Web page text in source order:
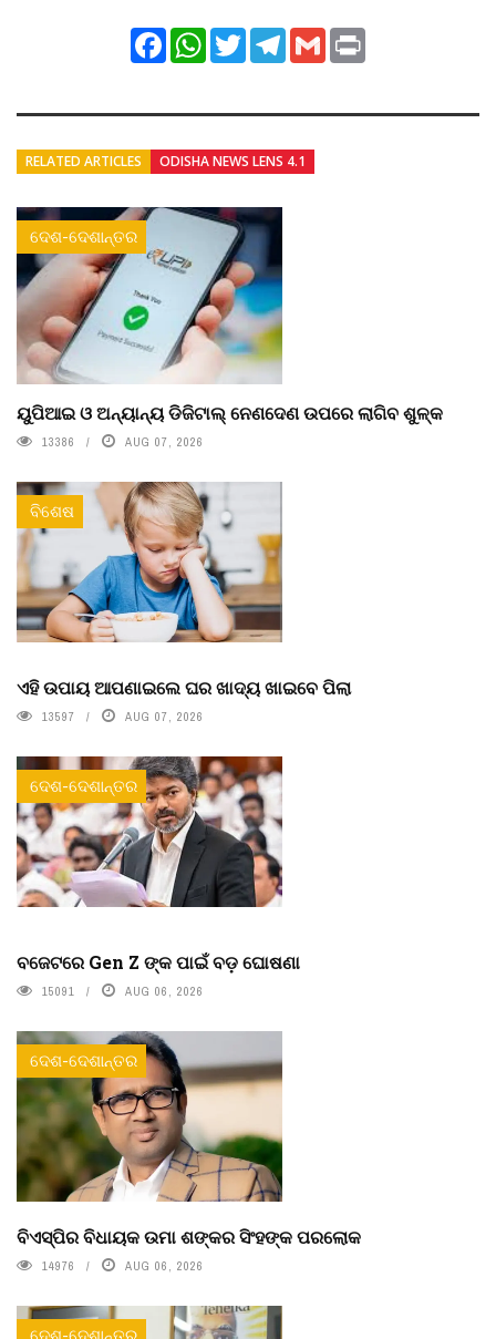
FacebookWhatsApp
TwitterTelegram
Gmail
RELATED ARTICLES ODISHA NEWS LENS 4.1
ଦେଶ-ଦେଶାନ୍ତର
ୟୁପିଆଇ ଓ ଅନ୍ୟାନ୍ୟ ଡିଜିଟାଲ୍ ନେଣଦେଣ ଉପରେ ଲାଗିବ ଶୁଳ୍କ
13386 AUG 07, 2026
ବିଶେଷ
ଏହି ଉପାୟ ଆପଣାଇଲେ ଘର ଖାଦ୍ୟ ଖାଇବେ ପିଲା
13597 AUG 07, 2026
ଦେଶ-ଦେଶାନ୍ତର
ବଜେଟରେ Gen Z ଙ୍କ ପାଇଁ ବଡ଼ ଘୋଷଣା
15091 AUG 06, 2026
ଦେଶ-ଦେଶାନ୍ତର
ବିଏସ୍‌ପିର ବିଧାୟକ ଉମା ଶଙ୍କର ସିଂହଙ୍କ ପରଲୋକ
14976 AUG 06, 2026